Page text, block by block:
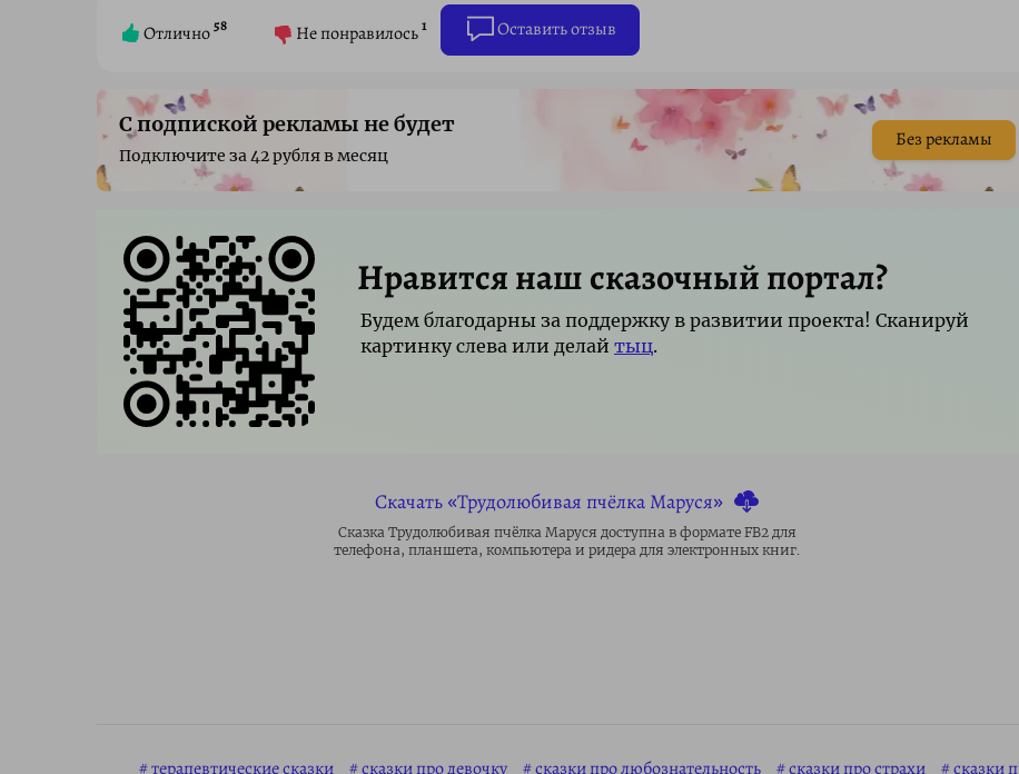
Отлично58 Не понравилось1 Оставить отзыв
С подпиской рекламы не будет
Подключите за 42 рубля в месяц
Без рекламы
Нравится наш сказочный портал?
Будем благодарны за поддержку в развитии проекта! Сканируй
картинку слева или делай тыц.
Скачать «Трудолюбивая пчёлка Маруся»
Сказка Трудолюбивая пчёлка Маруся доступна в формате FB2 для
телефона, планшета, компьютера и ридера для электронных книг.
терапевтические сказки сказки про девочку сказки про любознательность сказки про страхи сказки